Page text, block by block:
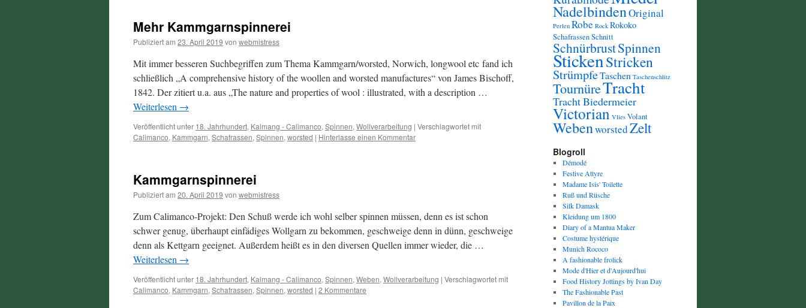
Mehr Kammgarnspinnerei
Publiziert am 23. April 2019 von webmistress
Mit immer besseren Suchbegriffen zum Thema Kammgarn/worsted, Norwich, longwool etc fand ich
schließlich „A comprehensive history of the woollen and worsted manufactures“ von James Bischoff,
1842. Der zitiert u.a. aus „The nature and properties of wool : illustrated, with a description …
Weiterlesen →
Veröffentlicht unter 18. Jahrhundert, Kalmang - Calimanco, Spinnen, Wollverarbeitung | Verschlagwortet mit
Calimanco, Kammgarn, Schafrassen, Spinnen, worsted | Hinterlasse einen Kommentar
Kammgarnspinnerei
Publiziert am 20. April 2019 von webmistress
Zum Calimanco-Projekt: Den Schuß werde ich wohl selber spinnen müssen, denn es ist schon
schwer genug, überhaupt einfädiges Wollgarn zu bekommen, geschweige denn in dünn, geschweige
denn als Kettgarn geeignet. Außerdem heißt es in den diversen Quellen immer wieder, die …
Weiterlesen →
Veröffentlicht unter 18. Jahrhundert, Kalmang - Calimanco, Spinnen, Weben, Wollverarbeitung | Verschlagwortet mit
Calimanco, Kammgarn, Schafrassen, Spinnen, worsted | 2 Kommentare
NadelbindenOriginal
Perlen Robe Rock Rokoko
SchafrassenSchnitt
SchnürbrustSpinnen
StickenStricken
StrümpfeTaschen Taschenschlitz
TournüreTracht
Tracht Biedermeier
Victorian Vlies Volant
WebenworstedZelt
Blogroll
Démodé
Festive Attyre
Madame Isis' Toilette
Ruß und Rüsche
Silk Damask
Kleidung um 1800
Diary of a Mantua Maker
Costume hystérique
Munich Rococo
A fashionable frolick
Mode d'Hier et d'Aujourd'hui
Food History Jottings by Ivan Day
The Fashionable Past
Pavillon de la Paix